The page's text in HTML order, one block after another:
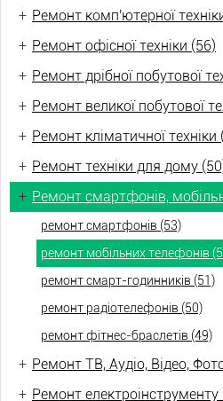
+ Ремонт комп'ютерної
+ Ремонт офісної техніки (56)
+ Ремонт дрібної побутової
+ Ремонт великої побутової
+ Ремонт кліматичної техніки
+ Ремонт техніки для дому
+ Ремонт смартфонів,
ремонт смартфонів (53)
ремонт мобільних телефонів
ремонт смарт-годинників (51)
ремонт радіотелефонів (50)
ремонт фітнес-браслетів (49)
+ Ремонт ТВ, Аудіо, Відео,
+ Ремонт електроінструменту